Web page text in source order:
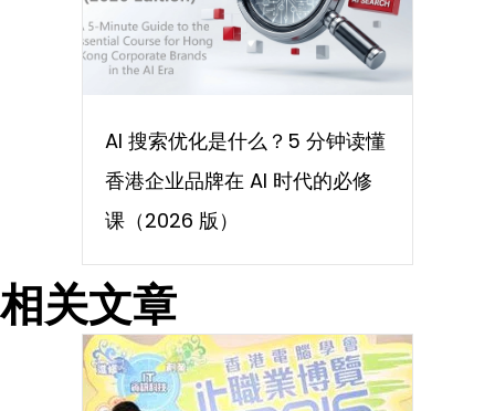
AI 搜索优化是什么？5 分钟读懂
香港企业品牌在 AI 时代的必修
课（2026 版）
相关文章